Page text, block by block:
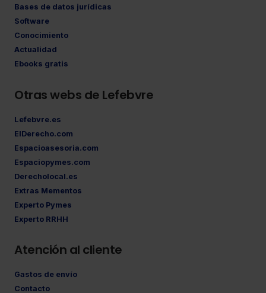
Bases de datos jurídicas
Software
Conocimiento
Actualidad
Ebooks gratis
Otras webs de Lefebvre
Lefebvre.es
ElDerecho.com
Espacioasesoria.com
Espaciopymes.com
Derecholocal.es
Extras Mementos
Experto Pymes
Experto RRHH
Atención al cliente
Gastos de envío
Contacto